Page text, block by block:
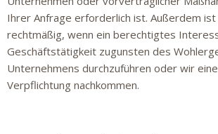
Ihrer Anfrage erforderlich ist. Außerdem
rechtmäßig, wenn ein berechtigtes
Geschäftstätigkeit zugunsten des
Unternehmens durchzuführen oder wir
Verpflichtung nachkommen.